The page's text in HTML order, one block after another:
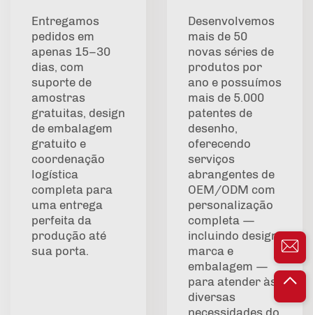
Entregamos
pedidos em
apenas 15–30
dias, com
suporte de
amostras
gratuitas, design
de embalagem
gratuito e
coordenação
logística
completa para
uma entrega
perfeita da
produção até
sua porta.
Desenvolvemos
mais de 50
novas séries de
produtos por
ano e possuímos
mais de 5.000
patentes de
desenho,
oferecendo
serviços
abrangentes de
OEM/ODM com
personalização
completa —
incluindo design,
marca e
embalagem —
para atender às
diversas
necessidades do